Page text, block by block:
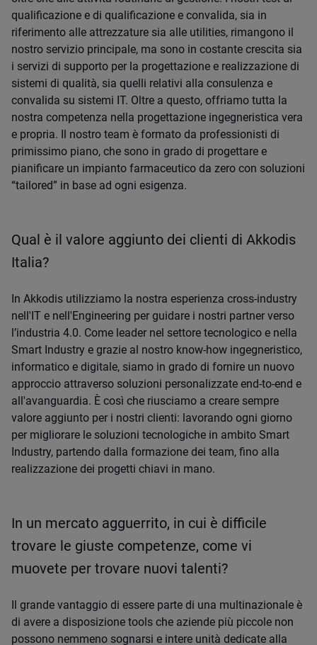
qualificazione e di qualificazione e convalida, sia in
riferimento alle attrezzature sia alle utilities, rimangono il
nostro servizio principale, ma sono in costante crescita sia
i servizi di supporto per la progettazione e realizzazione di
sistemi di qualità, sia quelli relativi alla consulenza e
convalida su sistemi IT. Oltre a questo, offriamo tutta la
nostra competenza nella progettazione ingegneristica vera
e propria. Il nostro team è formato da professionisti di
primissimo piano, che sono in grado di progettare e
pianificare un impianto farmaceutico da zero con soluzioni
“tailored” in base ad ogni esigenza.
Qual è il valore aggiunto dei clienti di Akkodis
Italia?
In Akkodis utilizziamo la nostra esperienza cross-industry
nell'IT e nell'Engineering per guidare i nostri partner verso
l’industria 4.0. Come leader nel settore tecnologico e nella
Smart Industry e grazie al nostro know-how ingegneristico,
informatico e digitale, siamo in grado di fornire un nuovo
approccio attraverso soluzioni personalizzate end-to-end e
all'avanguardia. È così che riusciamo a creare sempre
valore aggiunto per i nostri clienti: lavorando ogni giorno
per migliorare le soluzioni tecnologiche in ambito Smart
Industry, partendo dalla formazione dei team, fino alla
realizzazione dei progetti chiavi in mano.
In un mercato agguerrito, in cui è difficile
trovare le giuste competenze, come vi
muovete per trovare nuovi talenti?
Il grande vantaggio di essere parte di una multinazionale è
di avere a disposizione tools che aziende più piccole non
possono nemmeno sognarsi e intere unità dedicate alla